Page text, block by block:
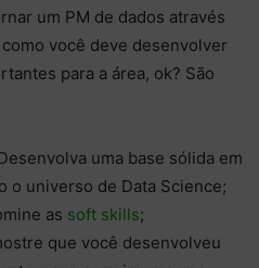
um PM de dados através
você deve desenvolver
para a área, ok? São
uma base sólida em
o universo de Data Science;
as soft skills;
que você desenvolveu